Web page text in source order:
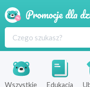
Wszystkie Edukacja